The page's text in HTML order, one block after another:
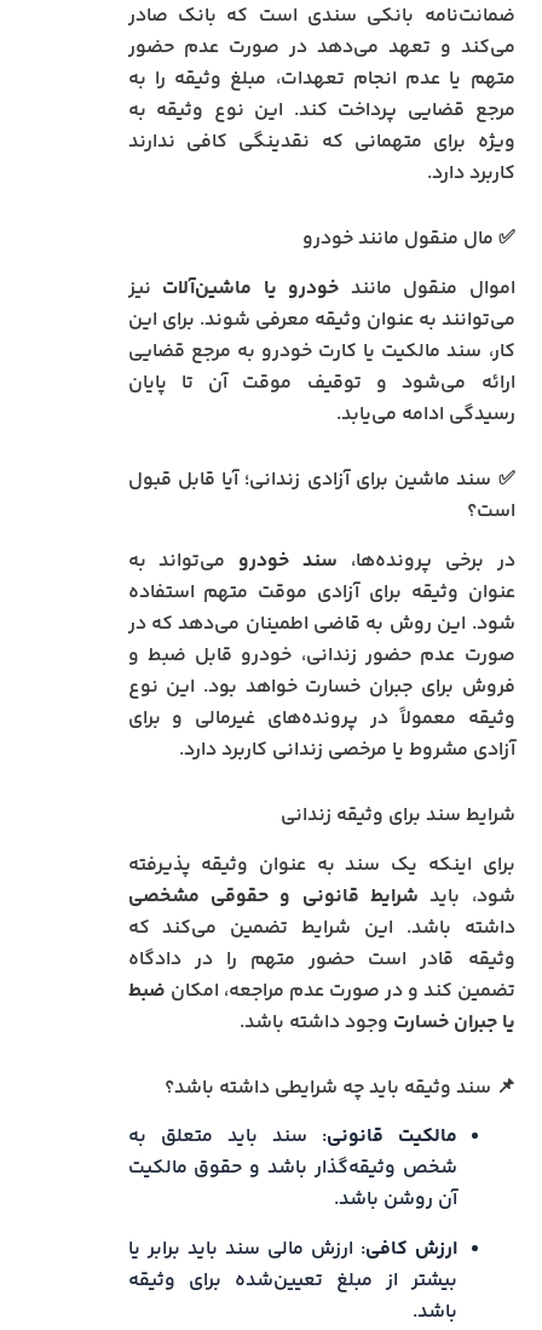
ضمانت‌نامه بانکی سندی است که بانک صادر
می‌کند و تعهد می‌دهد در صورت عدم حضور
متهم یا عدم انجام تعهدات، مبلغ وثیقه را به
مرجع قضایی پرداخت کند. این نوع وثیقه به
ویژه برای متهمانی که نقدینگی کافی ندارند
کاربرد دارد.
✅ مال منقول مانند خودرو
اموال منقول مانند خودرو یا ماشین‌آلات نیز
می‌توانند به عنوان وثیقه معرفی شوند. برای این
کار، سند مالکیت یا کارت خودرو به مرجع قضایی
ارائه می‌شود و توقیف موقت آن تا پایان
رسیدگی ادامه می‌یابد.
✅ سند ماشین برای آزادی زندانی؛ آیا قابل قبول
است؟
در برخی پرونده‌ها، سند خودرو می‌تواند به
عنوان وثیقه برای آزادی موقت متهم استفاده
شود. این روش به قاضی اطمینان می‌دهد که در
صورت عدم حضور زندانی، خودرو قابل ضبط و
فروش برای جبران خسارت خواهد بود. این نوع
وثیقه معمولاً در پرونده‌های غیرمالی و برای
آزادی مشروط یا مرخصی زندانی کاربرد دارد.
شرایط سند برای وثیقه زندانی
برای اینکه یک سند به عنوان وثیقه پذیرفته
شود، باید شرایط قانونی و حقوقی مشخصی
داشته باشد. این شرایط تضمین می‌کند که
وثیقه قادر است حضور متهم را در دادگاه
تضمین کند و در صورت عدم مراجعه، امکان ضبط
یا جبران خسارت وجود داشته باشد.
📌 سند وثیقه باید چه شرایطی داشته باشد؟
مالکیت قانونی: سند باید متعلق به
شخص وثیقه‌گذار باشد و حقوق مالکیت
آن روشن باشد.
ارزش کافی: ارزش مالی سند باید برابر یا
بیشتر از مبلغ تعیین‌شده برای وثیقه
باشد.